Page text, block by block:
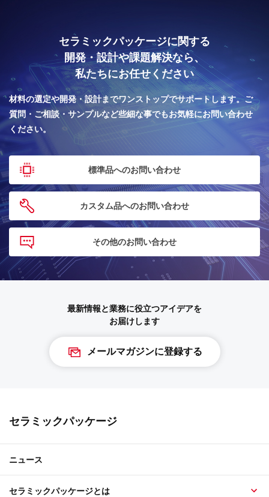
セラミックパッケージに関する
開発・設計や課題解決なら、
私たちにお任せください
材料の選定や開発・設計までワンストップでサポートします。ご
質問・ご相談・サンプルなど些細な事でもお気軽にお問い合わせ
ください。
標準品へのお問い合わせ
カスタム品へのお問い合わせ
その他のお問い合わせ
最新情報と業務に役立つアイデアを
お届けします
メールマガジンに登録する
セラミックパッケージ
ニュース
セラミックパッケージとは